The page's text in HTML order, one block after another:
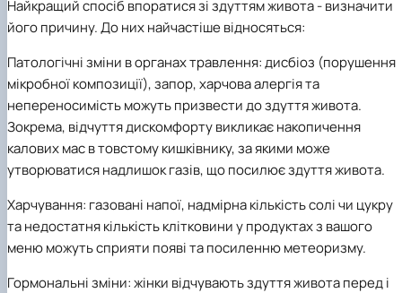
Найкращий спосіб впоратися зі здуттям живота - визначити
його причину. До них найчастіше відносяться:
Патологічні зміни в органах травлення: дисбіоз (порушення
мікробної композиції), запор, харчова алергія та
непереносимість можуть призвести до здуття живота.
Зокрема, відчуття дискомфорту викликає накопичення
калових мас в товстому кишківнику, за якими може
утворюватися надлишок газів, що посилює здуття живота.
Харчування: газовані напої, надмірна кількість солі чи цукру
та недостатня кількість клітковини у продуктах з вашого
меню можуть сприяти появі та посиленню метеоризму.
Гормональні зміни: жінки відчувають здуття живота перед і